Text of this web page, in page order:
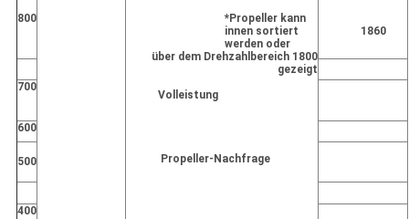
800
*Propeller kann
innen sortiert
werden oder
über dem Drehzahlbereich 1800
gezeigt
Volleistung
Propeller-Nachfrage
1860
700
600
500
400